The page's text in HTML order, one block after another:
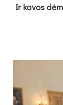
Ir ka­vos